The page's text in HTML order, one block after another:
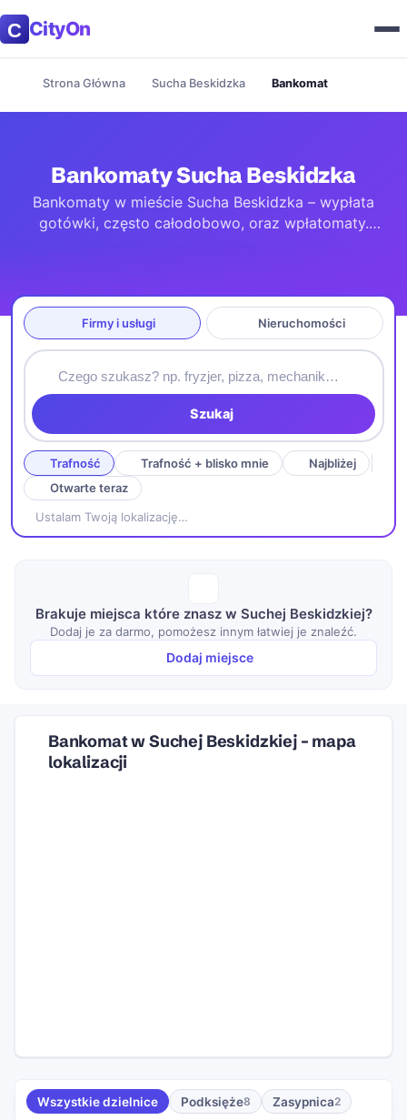
CityOn
Strona Główna Sucha Beskidzka Bankomat
Bankomaty Sucha Beskidzka
Bankomaty w mieście Sucha Beskidzka – wypłata
gotówki, często całodobowo, oraz wpłatomaty.
Firmy i usługi Nieruchomości
Szukaj
Trafność Trafność + blisko mnie
Najbliżej
Otwarte teraz
Ustalam Twoją lokalizację…
Brakuje miejsca które znasz w Suchej Beskidzkiej?
Dodaj je za darmo, pomożesz innym łatwiej je znaleźć.
Dodaj miejsce
Wszystkie dzielnice Podksięże8 Zasypnica2
Bankomat w Suchej Beskidzkiej – mapa
lokalizacji